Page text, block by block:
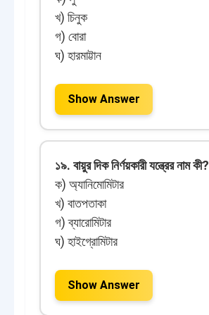
খ) চিনুক
গ) বোরা
ঘ) হারমাট্টান
Show Answer
১৯. বায়ুর দিক নির্ণয়কারী যন্ত্রের নাম কী?
ক) অ্যানিমোমিটার
খ) বাতপতাকা
গ) ব্যারোমিটার
ঘ) হাইগ্রোমিটার
Show Answer